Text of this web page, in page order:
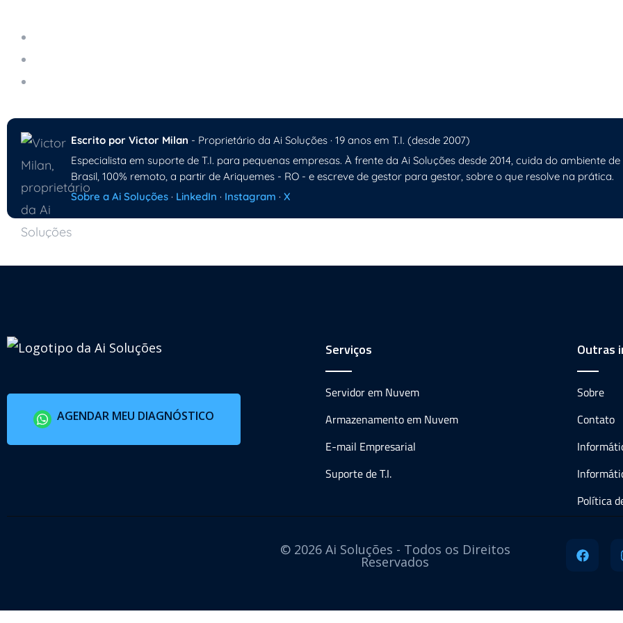
Escrito por Victor Milan - Proprietário da Ai Soluções · 19 anos em T.I. (desde 2007)
Especialista em suporte de T.I. para pequenas empresas. À frente da Ai Soluções desde 2014, cuida do ambiente
Brasil, 100% remoto, a partir de Ariquemes - RO - e escreve de gestor para gestor, sobre o que resolve na prática.
Sobre a Ai Soluções · LinkedIn · Instagram · X
AGENDAR MEU DIAGNÓSTICO
Serviços
Servidor em Nuvem
Armazenamento em Nuvem
E-mail Empresarial
Suporte de T.I.
Outras
Sobre
Contato
Política
© 2026 Ai Soluções - Todos os Direitos
Reservados